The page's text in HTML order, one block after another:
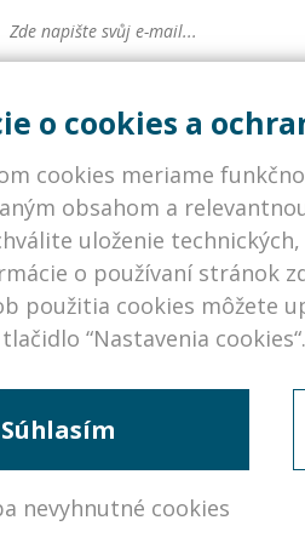
Správna komunikácia medzi nami
môžu hodiť. Z odberu našich
PARTNERI
o cookies a
cookies meriame
obsahom a
uloženie
o používaní stránok
použitia cookies môžete
“Nastavenia cookies“.
Súhlasím
nevyhnutné cookies